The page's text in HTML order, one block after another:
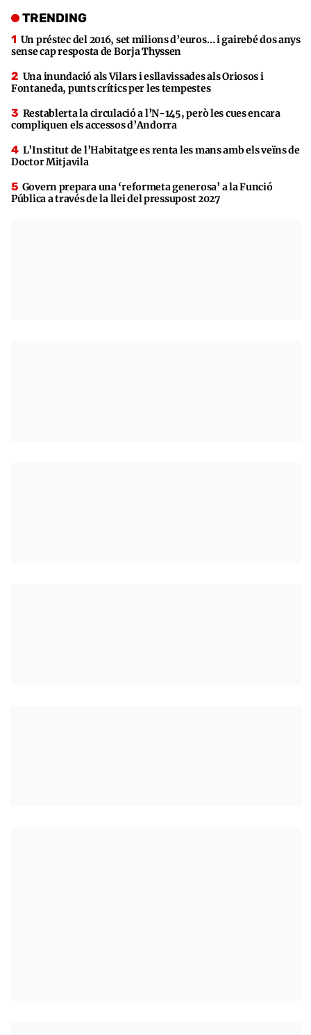
TRENDING
Un préstec del 2016, set milions d’euros… i gairebé dos anys
sense cap resposta de Borja Thyssen
Una inundació als Vilars i esllavissades als Oriosos i
Fontaneda, punts crítics per les tempestes
Restablerta la circulació a l’N-145, però les cues encara
compliquen els accessos d’Andorra
L’Institut de l’Habitatge es renta les mans amb els veïns de
Doctor Mitjavila
Govern prepara una ‘reformeta generosa’ a la Funció
Pública a través de la llei del pressupost 2027